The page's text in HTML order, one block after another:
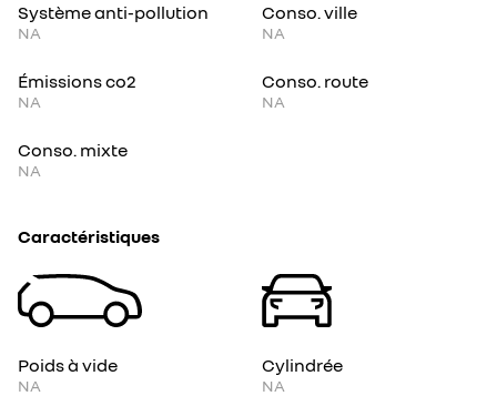
Système anti-pollution
NA
Conso. ville
NA
Émissions co2
NA
Conso. route
NA
Conso. mixte
NA
Caractéristiques
Poids à vide
NA
Cylindrée
NA